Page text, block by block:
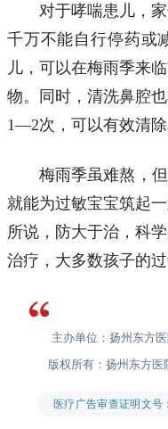
对于哮喘患儿，
千万不能自行停药或
儿，可以在梅雨季来
物。同时，清洗鼻腔
1—2次，可以有效清除
梅雨季虽难熬，
就能为过敏宝宝筑起
所说，防大于治，科
治疗，大多数孩子的
主办单位：扬州东方
版权所有：扬州东方医
医疗广告审查证明文